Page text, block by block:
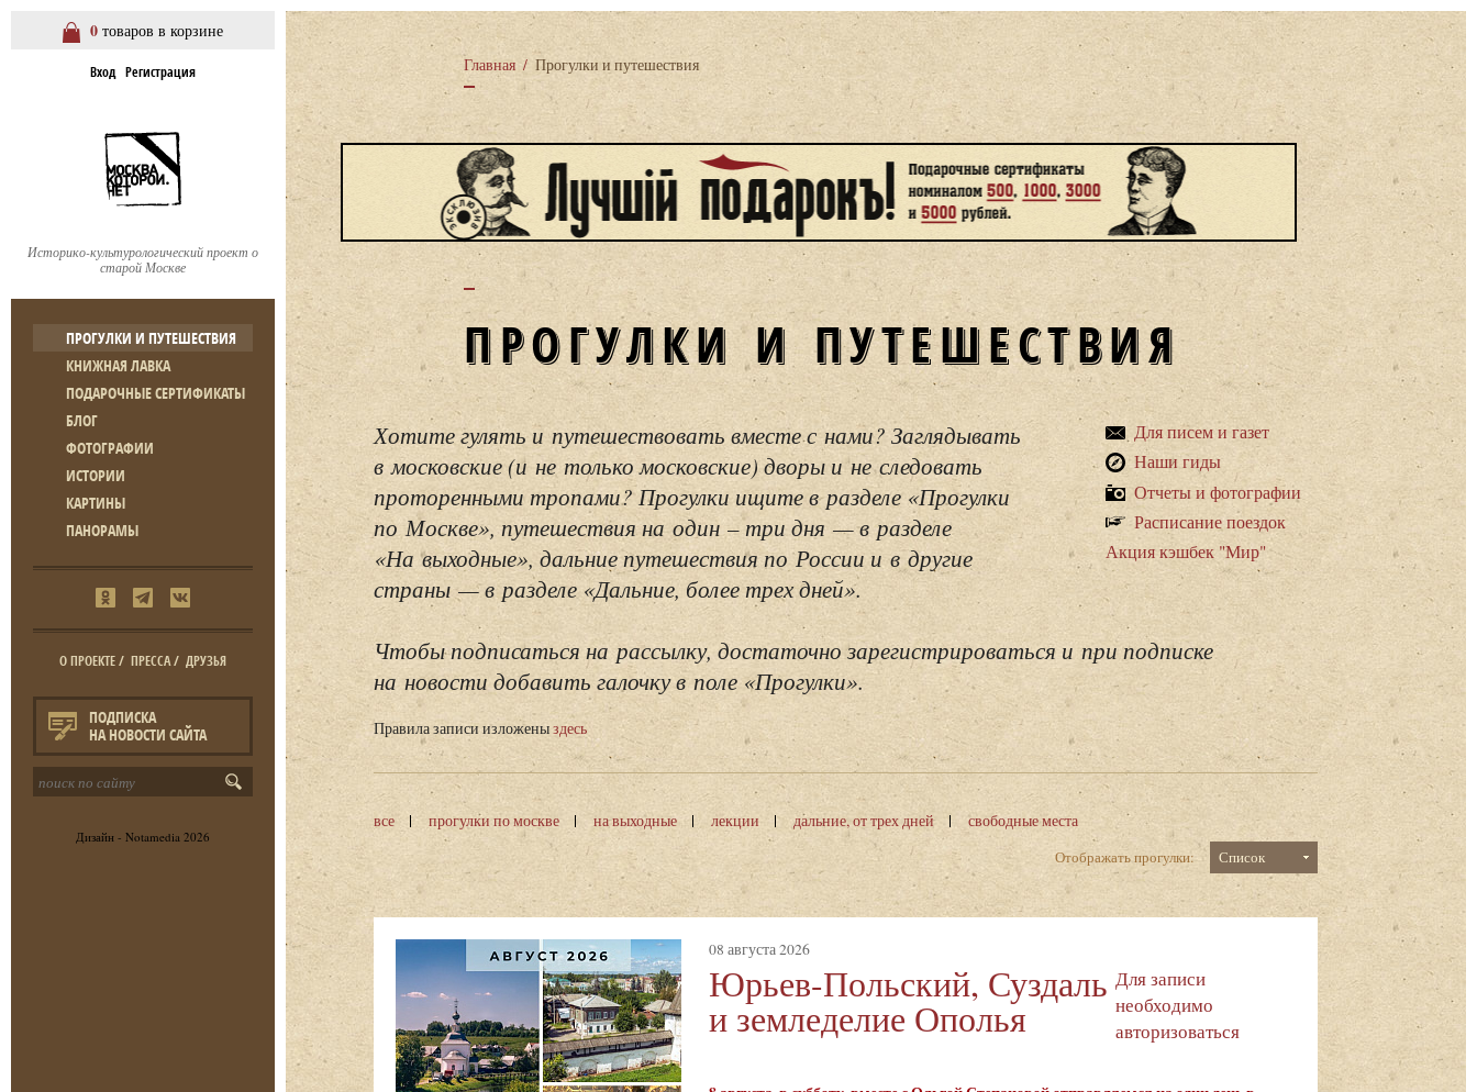
0 товаров в корзине
Вход Регистрация
Историко-культурологический проект о
старой Москве
ПРОГУЛКИ И ПУТЕШЕСТВИЯ
КНИЖНАЯ ЛАВКА
ПОДАРОЧНЫЕ СЕРТИФИКАТЫ
БЛОГ
ФОТОГРАФИИ
ИСТОРИИ
КАРТИНЫ
ПАНОРАМЫ
О ПРОЕКТЕ/ ПРЕССА/ ДРУЗЬЯ
ПОДПИСКА
НА НОВОСТИ САЙТА
Дизайн - Notamedia 2026
Главная / Прогулки и путешествия
ПРОГУЛКИ И ПУТЕШЕСТВИЯ
Для писем и газет
Наши гиды
Отчеты и фотографии
Расписание поездок
Акция кэшбек "Мир"
Хотите гулять и путешествовать вместе с нами? Заглядывать
в московские (и не только московские) дворы и не следовать
проторенными тропами? Прогулки ищите в разделе «Прогулки
по Москве», путешествия на один – три дня — в разделе
«На выходные», дальние путешествия по России и в другие
страны — в разделе «Дальние, более трех дней».
Чтобы подписаться на рассылку, достаточно зарегистрироваться и при подписке
на новости добавить галочку в поле «Прогулки».
Правила записи изложеныздесь
все прогулки по москве на выходные лекции дальние, от трех дней
свободные места
Отображать прогулки:
Список
08 августа 2026
Юрьев-Польский, Суздаль
и земледелие Ополья
Для записи
необходимо
авторизоваться